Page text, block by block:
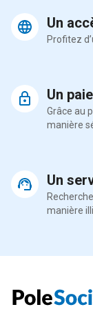
Un
Profitez
Un
Grâce au
manière
Un
manière